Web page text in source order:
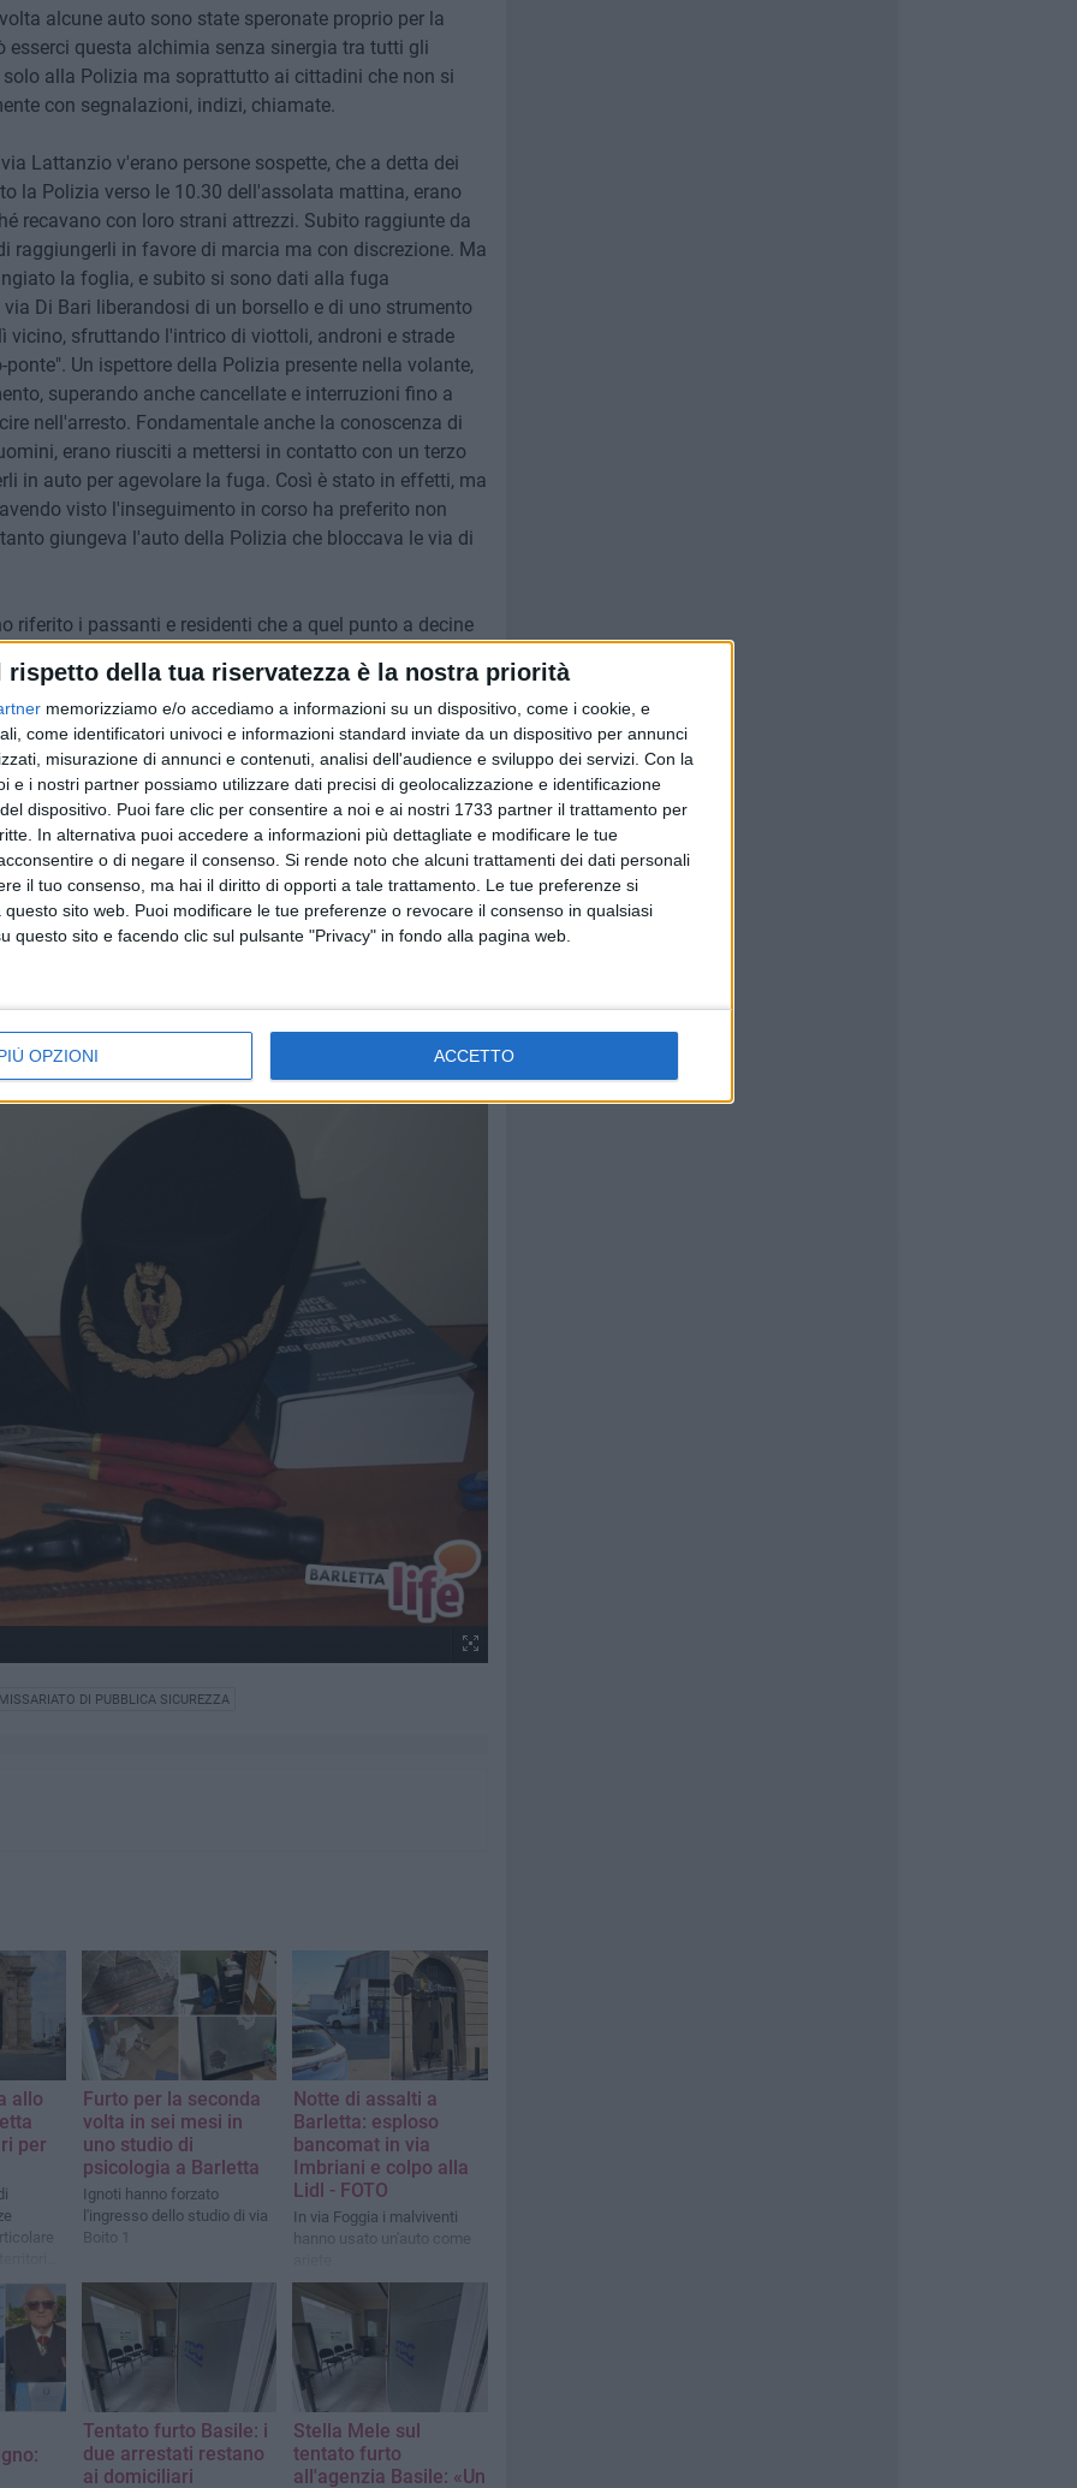
rispetto della tua riservatezza è la nostra priorità
memorizziamo e/o accediamo a informazioni su un dispositivo, come i cookie, e
come identificatori univoci e informazioni standard inviate da un dispositivo per annunci
misurazione di annunci e contenuti, analisi dell'audience e sviluppo dei servizi. Con la
e i nostri partner possiamo utilizzare dati precisi di geolocalizzazione e identificazione
dispositivo. Puoi fare clic per consentire a noi e ai nostri 1733 partner il trattamento per
In alternativa puoi accedere a informazioni più dettagliate e modificare le tue
o di negare il consenso. Si rende noto che alcuni trattamenti dei dati personali
il tuo consenso, ma hai il diritto di opporti a tale trattamento. Le tue preferenze si
sito web. Puoi modificare le tue preferenze o revocare il consenso in qualsiasi
questo sito e facendo clic sul pulsante "Privacy" in fondo alla pagina web.
OPZIONI ACCETTO
alcune auto sono state speronate proprio per la
questa alchimia senza sinergia tra tutti gli
alla Polizia ma soprattutto ai cittadini che non si
con segnalazioni, indizi, chiamate.
Lattanzio v'erano persone sospette, che a detta dei
la Polizia verso le 10.30 dell'assolata mattina, erano
recavano con loro strani attrezzi. Subito raggiunte da
raggiungerli in favore di marcia ma con discrezione. Ma
la foglia, e subito si sono dati alla fuga
Di Bari liberandosi di un borsello e di uno strumento
vicino, sfruttando l'intrico di viottoli, androni e strade
Un ispettore della Polizia presente nella volante,
superando anche cancellate e interruzioni fino a
nell'arresto. Fondamentale anche la conoscenza di
erano riusciti a mettersi in contatto con un terzo
in auto per agevolare la fuga. Così è stato in effetti, ma
visto l'inseguimento in corso ha preferito non
giungeva l'auto della Polizia che bloccava le via di
riferito i passanti e residenti che a quel punto a decine
dell'arresto. Non c'è stato tuttavia panico,
giunti gli altri operanti dando man forte all'ispettore e
comando. I due indossavano dei cappellini con
dei cacciaviti e calzavano guanti neri da lavoro
residenti, che poi hanno dato comunicazione alla
[che avrebbe permesso di mettere in moto
nell'abitacolo ndr].
del locale Commissariato, dott.ssa Santa Mennea,
i cittadini per la segnalazione e la
deinendoli fondamentali in queste particolari attività,
Se il tutto genera questi risultati, a tutto
che succeda sempre più spesso.
5 FOTO
vengono presi dalla Polizia
DI PUBBLICA SICUREZZA
allo
per
Furto per la seconda
volta in sei mesi in
uno studio di
psicologia a Barletta
Ignoti hanno forzato
l'ingresso dello studio di via
Boito 1
Notte di assalti a
Barletta: esploso
bancomat in via
Imbriani e colpo alla
Lidl - FOTO
In via Foggia i malviventi
hanno usato un'auto come
Tentato furto Basile: i
due arrestati restano
ai domiciliari
Stella Mele sul
tentato furto
all'agenzia Basile: «Un